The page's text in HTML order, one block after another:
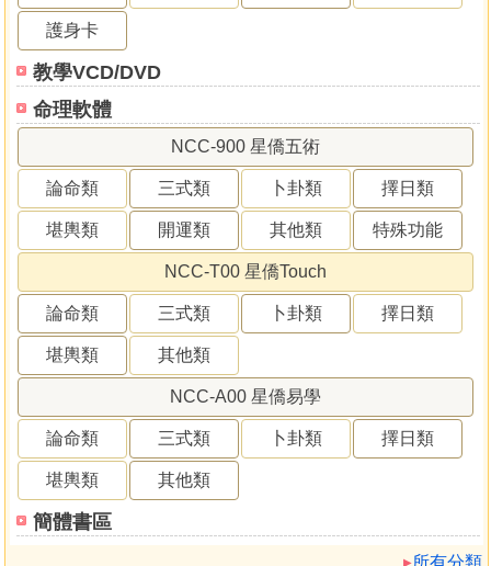
護身卡
教學VCD/DVD
命理軟體
NCC-900 星僑五術
論命類 三式類 卜卦類 擇日類
堪輿類 開運類 其他類 特殊功能
NCC-T00 星僑Touch
論命類 三式類 卜卦類 擇日類
堪輿類 其他類
NCC-A00 星僑易學
論命類 三式類 卜卦類 擇日類
堪輿類 其他類
簡體書區
所有分類